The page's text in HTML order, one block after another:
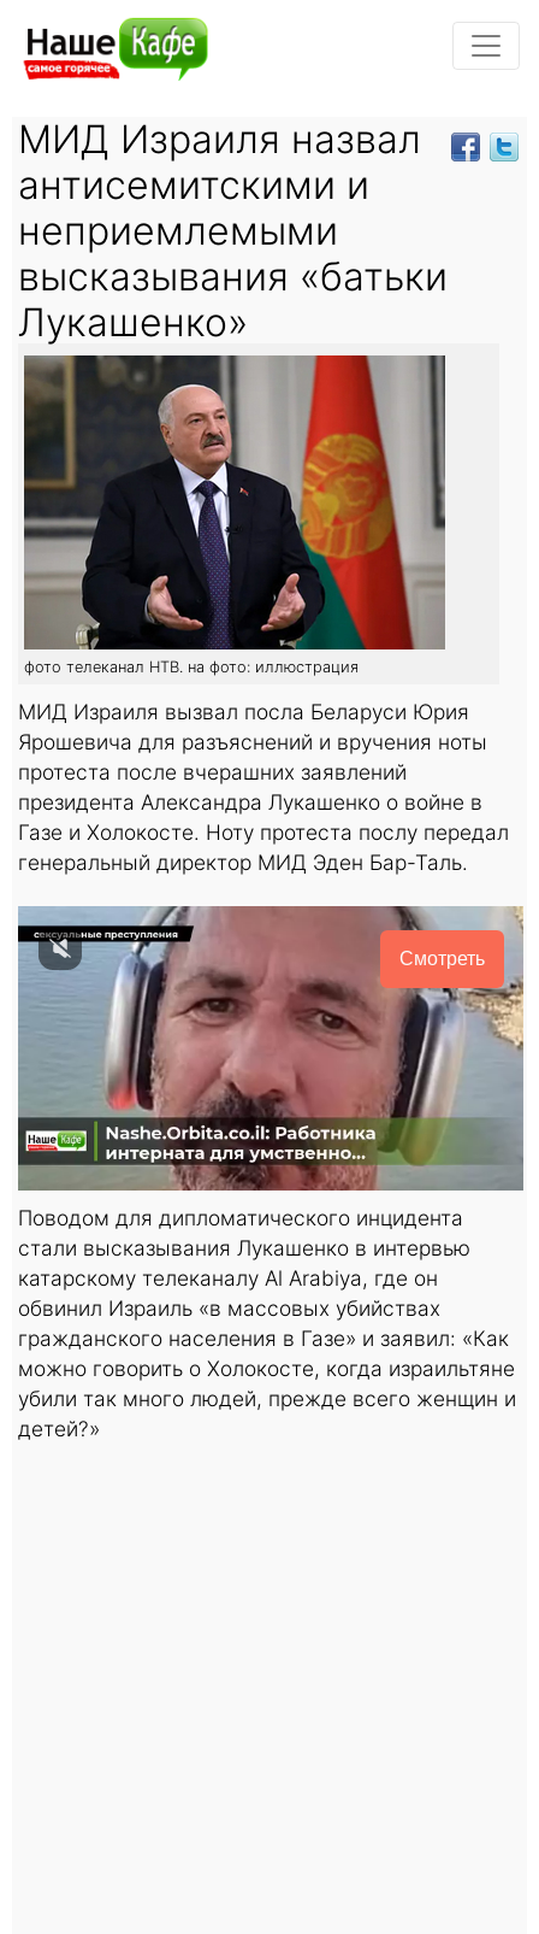
МИД Израиля назвал
антисемитскими и
неприемлемыми
высказывания «батьки
Лукашенко»
фото телеканал НТВ. на фото: иллюстрация
МИД Израиля вызвал посла Беларуси Юрия
Ярошевича для разъяснений и вручения ноты
протеста после вчерашних заявлений
президента Александра Лукашенко о войне в
Газе и Холокосте. Ноту протеста послу передал
генеральный директор МИД Эден Бар-Таль.
Смотреть
Поводом для дипломатического инцидента
стали высказывания Лукашенко в интервью
катарскому телеканалу Al Arabiya, где он
обвинил Израиль «в массовых убийствах
гражданского населения в Газе» и заявил: «Как
можно говорить о Холокосте, когда израильтяне
убили так много людей, прежде всего женщин и
детей?»